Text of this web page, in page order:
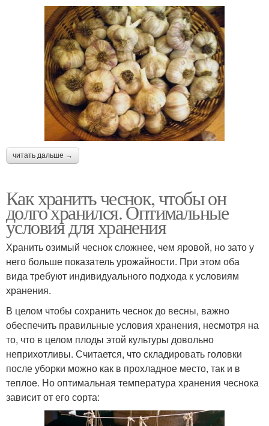
читать дальше →
Как хранить чеснок, чтобы он
долго хранился. Оптимальные
условия для хранения
Хранить озимый чеснок сложнее, чем яровой, но зато у
него больше показатель урожайности. При этом оба
вида требуют индивидуального подхода к условиям
хранения.
В целом чтобы сохранить чеснок до весны, важно
обеспечить правильные условия хранения, несмотря на
то, что в целом плоды этой культуры довольно
неприхотливы. Считается, что складировать головки
после уборки можно как в прохладное место, так и в
теплое. Но оптимальная температура хранения чеснока
зависит от его сорта: